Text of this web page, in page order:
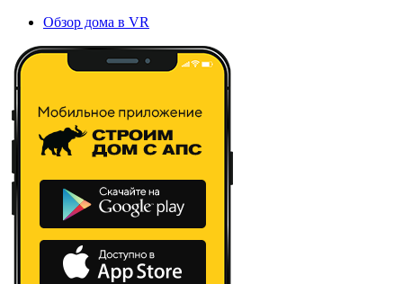
Обзор дома в VR